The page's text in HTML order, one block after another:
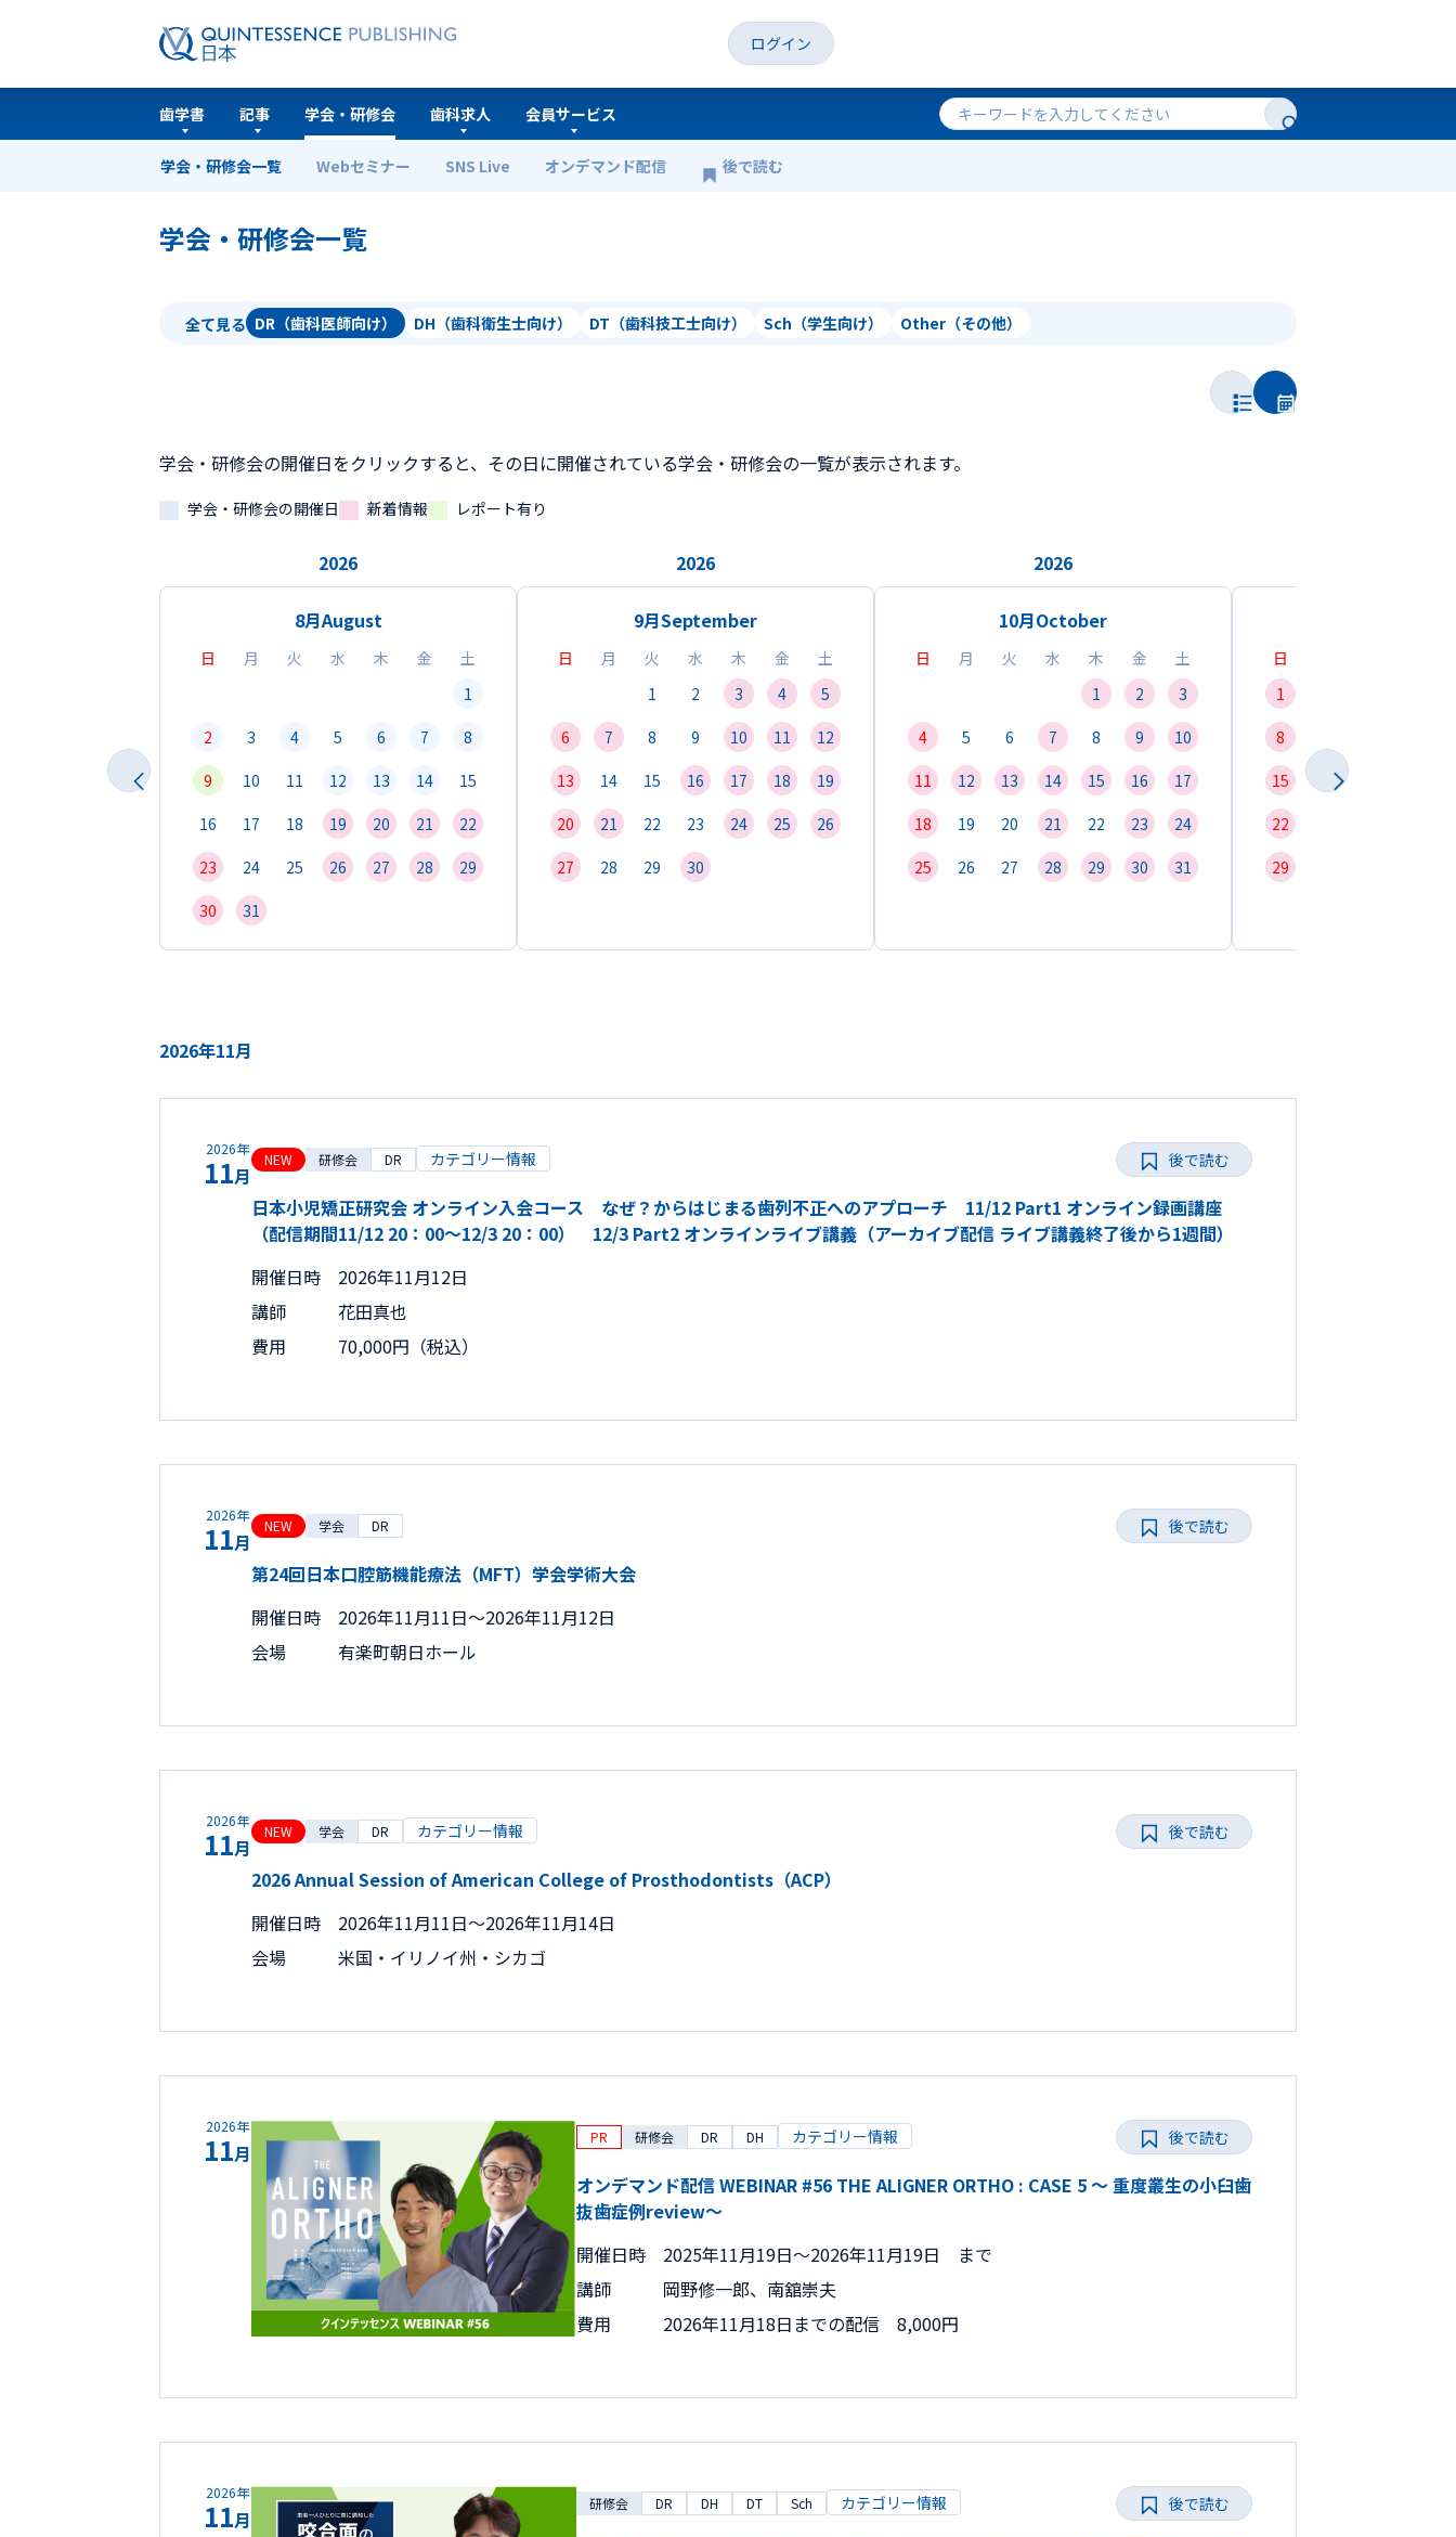
ログイン
歯学書 記事 学会・研修会
学会・研修会一覧 Webセミナー SNS Live オンデマンド配信 後で読む
歯科求人 会員サービス
ホーム 学会・研修会一覧
学会・研修会一覧
全て見る DR（歯科医師向け） DH（歯科衛生士向け） DT（歯科技工士向け） Sch（学生向け） Other（その他）
学会・研修会の開催日をクリックすると、その日に開催されている学会・研修会の一覧が表示されます。
学会・研修会の開催日 新着情報 レポート有り
2026
8月August
日 月 火 水 木 金
土
1
2
3 4 5 6 7
8
9
10 11 12 13 14
15
16
17 18 19 20 21
22
23
24 25 26 27 28
29
30
31
2026
9月September
日 月 火 水 木 金
土
1
2 3 4
5
6
7 8 9 10 11
12
13
14 15 16 17 18
19
20
21 22 23 24 25
26
27
28 29 30
2026
10月October
日 月 火 水 木 金
土
1
2
3
4
5 6 7 8 9
10
11
12 13 14 15 16
17
18
19 20 21 22 23
24
25
26 27 28 29 30 31
日
1
8
15
22
29
2026年11月
2026年
11月
NEW 研修会 DR カテゴリー情報
日本小児矯正研究会 オンライン入会コース なぜ？からはじまる歯列不正へのアプローチ 11/12 Part1 オンライン録画講座
（配信期間11/12 20：00～12/3 20：00） 12/3 Part2 オンラインライブ講義（アーカイブ配信 ライブ講義終了後から1週間）
開催日時
2026年11月12日
講師
花田真也
費用
70,000円（税込）
後で読む
2026年
11月
NEW 学会 DR
第24回日本口腔筋機能療法（MFT）学会学術大会
開催日時
2026年11月11日〜2026年11月12日
会場
有楽町朝日ホール
後で読む
2026年
11月
NEW 学会 DR カテゴリー情報
2026 Annual Session of American College of Prosthodontists（ACP）
開催日時
2026年11月11日〜2026年11月14日
会場
米国・イリノイ州・シカゴ
後で読む
2026年
11月
PR 研修会 DR DH カテゴリー情報
オンデマンド配信 WEBINAR #56 THE ALIGNER ORTHO : CASE 5 ～ 重度叢生の小臼歯
抜歯症例review～
開催日時
2025年11月19日〜2026年11月19日 まで
講師
岡野修一郎、南舘崇夫
費用
2026年11月18日までの配信 8,000円
後で読む
2026年
11月
研修会 DR DH DT Sch カテゴリー情報 後で読む